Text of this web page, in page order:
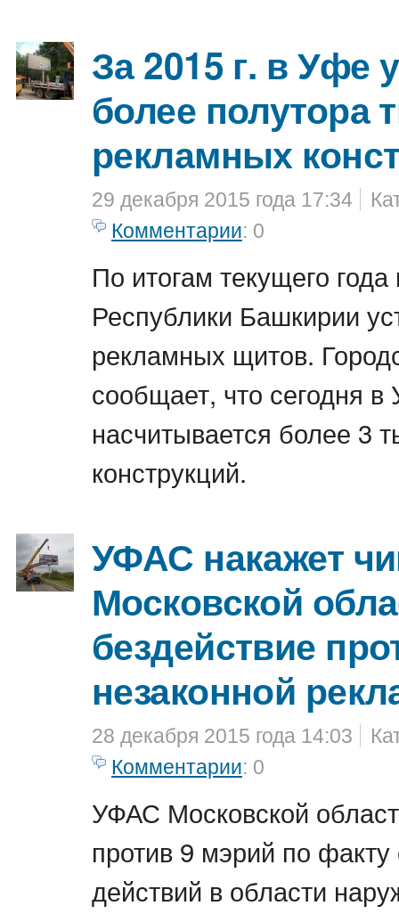
За 2015 г. в Уфе
более полутора
рекламных
29 декабря 2015 года 17:34
Комментарии: 0
По итогам текущего года
Республики Башкирии
рекламных щитов.
сообщает, что сегодня
насчитывается более 3
конструкций.
УФАС накажет
Московской
бездействие
незаконной
28 декабря 2015 года 14:03
Комментарии: 0
УФАС Московской
против 9 мэрий по факту
действий в области